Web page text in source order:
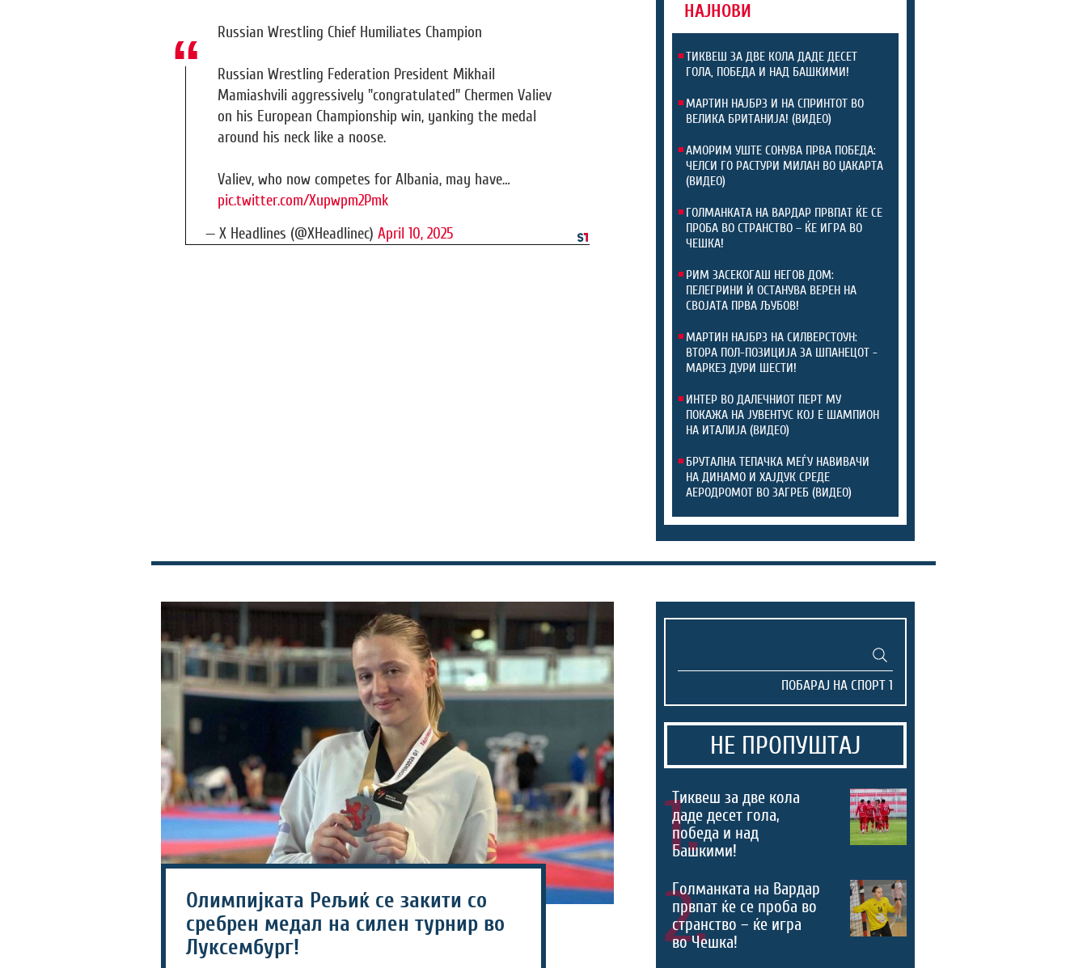
Russian Wrestling Chief Humiliates Champion
Russian Wrestling Federation President Mikhail
Mamiashvili aggressively "congratulated" Chermen Valiev
on his European Championship win, yanking the medal
around his neck like a noose.
Valiev, who now competes for Albania, may have…
pic.twitter.com/Xupwpm2Pmk
— X Headlines (@XHeadlinec) April 10, 2025
НАЈНОВИ
ТИКВЕШ ЗА ДВЕ КОЛА ДАДЕ ДЕСЕТ
ГОЛА, ПОБЕДА И НАД БАШКИМИ!
МАРТИН НАЈБРЗ И НА СПРИНТОТ ВО
ВЕЛИКА БРИТАНИЈА! (ВИДЕО)
АМОРИМ УШТЕ СОНУВА ПРВА ПОБЕДА:
ЧЕЛСИ ГО РАСТУРИ МИЛАН ВО ЏАКАРТА
(ВИДЕО)
ГОЛМАНКАТА НА ВАРДАР ПРВПАТ ЌЕ СЕ
ПРОБА ВО СТРАНСТВО – ЌЕ ИГРА ВО
ЧЕШКА!
РИМ ЗАСЕКОГАШ НЕГОВ ДОМ:
ПЕЛЕГРИНИ Ѝ ОСТАНУВА ВЕРЕН НА
СВОЈАТА ПРВА ЉУБОВ!
МАРТИН НАЈБРЗ НА СИЛВЕРСТОУН:
ВТОРА ПОЛ-ПОЗИЦИЈА ЗА ШПАНЕЦОТ -
МАРКЕЗ ДУРИ ШЕСТИ!
ИНТЕР ВО ДАЛЕЧНИОТ ПЕРТ МУ
ПОКАЖА НА ЈУВЕНТУС КОЈ Е ШАМПИОН
НА ИТАЛИЈА (ВИДЕО)
БРУТАЛНА ТЕПАЧКА МЕЃУ НАВИВАЧИ
НА ДИНАМО И ХАЈДУК СРЕДЕ
АЕРОДРОМОТ ВО ЗАГРЕБ (ВИДЕО)
Олимпијката Рељиќ се закити со
сребрен медал на силен турнир во
Луксембург!
НЕ ПРОПУШТАЈ
1.
Тиквеш за две кола
даде десет гола,
победа и над
Башкими!
2.
Голманката на Вардар
првпат ќе се проба во
странство – ќе игра
во Чешка!